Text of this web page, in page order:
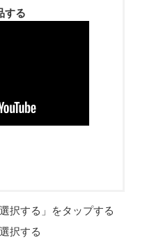
する
択する」をタップする
択する